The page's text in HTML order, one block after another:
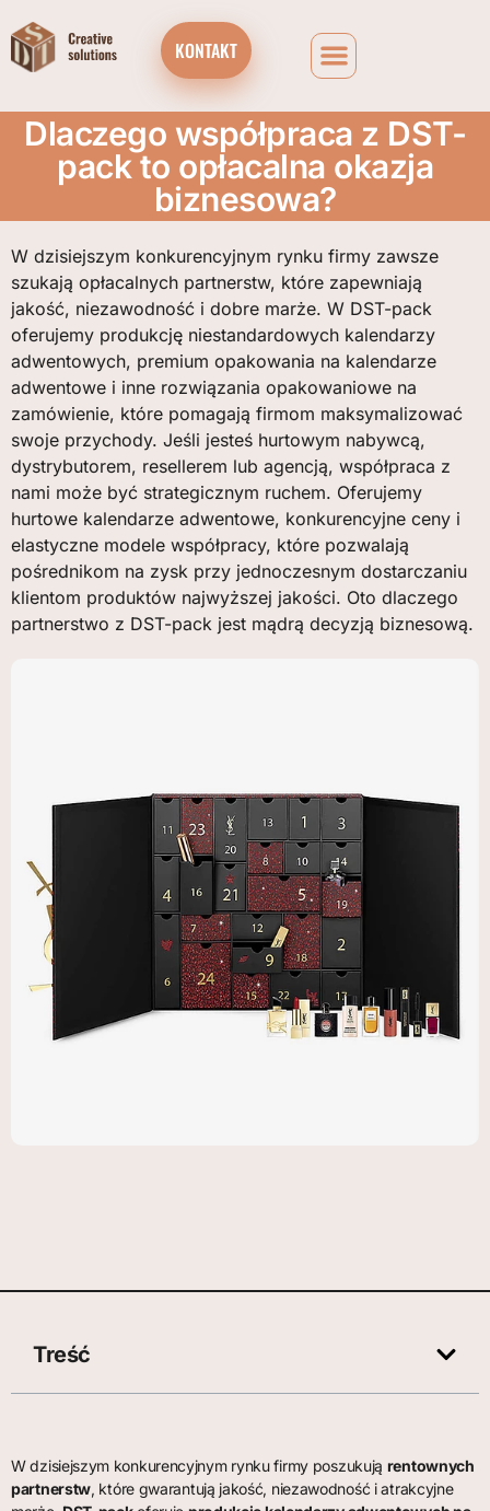
KONTAKT
Dlaczego współpraca z DST-
pack to opłacalna okazja
biznesowa?
W dzisiejszym konkurencyjnym rynku firmy zawsze
szukają opłacalnych partnerstw, które zapewniają
jakość, niezawodność i dobre marże. W DST-pack
oferujemy produkcję niestandardowych kalendarzy
adwentowych, premium opakowania na kalendarze
adwentowe i inne rozwiązania opakowaniowe na
zamówienie, które pomagają firmom maksymalizować
swoje przychody. Jeśli jesteś hurtowym nabywcą,
dystrybutorem, resellerem lub agencją, współpraca z
nami może być strategicznym ruchem. Oferujemy
hurtowe kalendarze adwentowe, konkurencyjne ceny i
elastyczne modele współpracy, które pozwalają
pośrednikom na zysk przy jednoczesnym dostarczaniu
klientom produktów najwyższej jakości. Oto dlaczego
partnerstwo z DST-pack jest mądrą decyzją biznesową.
Treść
W dzisiejszym konkurencyjnym rynku firmy poszukują rentownych
partnerstw, które gwarantują jakość, niezawodność i atrakcyjne